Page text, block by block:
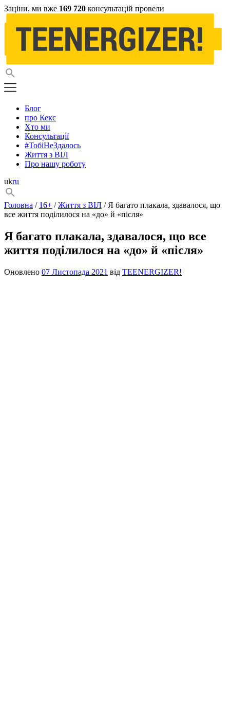
Заціни, ми вже 169 720 консультацій провели
Блог
про Кекс
Хто ми
Консультації
#ТобіНеЗдалось
Життя з ВІЛ
Про нашу роботу
ukru
Головна / 16+ /Життя з ВІЛ / Я багато плакала, здавалося, що
все життя поділилося на «до» й «після»
Я багато плакала, здавалося, що все
життя поділилося на «до» й «після»
Оновлено 07 Листопада 2021 від TEENERGIZER!